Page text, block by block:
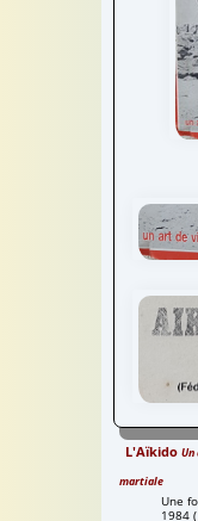
Budo
L'Aïkido Un
martiale
Une
1984